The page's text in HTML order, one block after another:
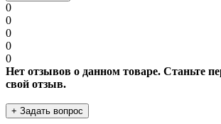
0
0
0
0
0
Нет отзывов о данном товаре. Станьте
свой отзыв.
+ Задать вопрос